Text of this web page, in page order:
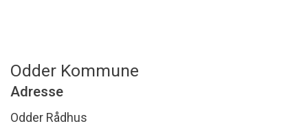
Odder Kommune
Adresse
Odder Rådhus